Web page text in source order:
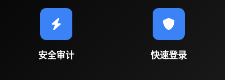
安全审计 快速登录